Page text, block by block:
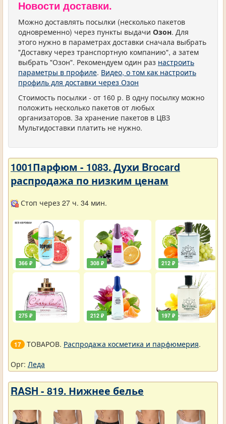
Новости доставки.
Можно доставлять посылки (несколько пакетов
одновременно) через пункты выдачи Озон. Для
этого нужно в параметрах доставки сначала выбрать
"Доставку через транспортную компанию", а затем
выбрать "Озон". Рекомендуем один раз настроить
параметры в профиле. Видео, о том как настроить
профиль для доставки через Озон
Стоимость посылки - от 160 р. В одну посылку можно
положить несколько пакетов от любых
организаторов. За хранение пакетов в ЦВЗ
Мультидоставки платить не нужно.
1001Парфюм - 1083. Духи Brocard
распродажа по низким ценам
Стоп через 27 ч. 34 мин.
366 ₽
275 ₽
308 ₽
212 ₽
212 ₽
197 ₽
17 ТОВАРОВ. Распродажа косметика и парфюмерия.
Орг: Леда
RASH - 819. Нижнее белье